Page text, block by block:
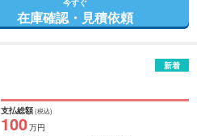
今すぐ
在庫確認・見積依頼
新着
支払総額(税込)
100万円